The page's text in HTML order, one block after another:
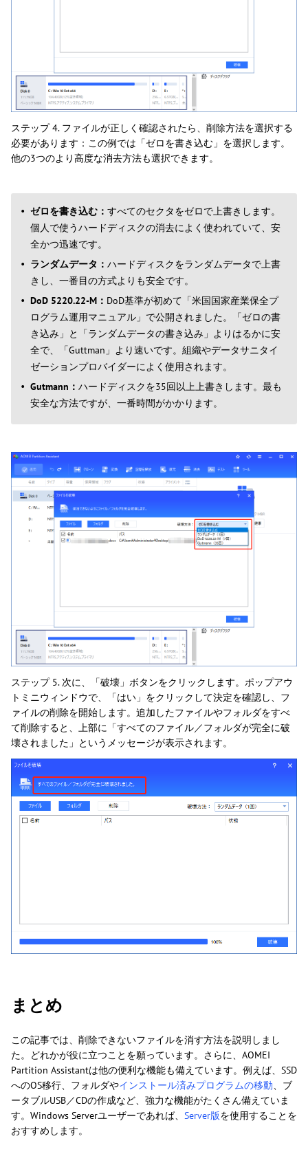
ステップ 4. ファイルが正しく確認されたら、削除方法を選択する
必要があります：この例では「ゼロを書き込む」を選択します。
他の3つのより高度な消去方法も選択できます。
ゼロを書き込む： すべてのセクタをゼロで上書きします。
個人で使うハードディスクの消去によく使われていて、安
全かつ迅速です。
ランダムデータ： ハードディスクをランダムデータで上書
きし、一番目の方式よりも安全です。
DoD 5220.22-M： DoD基準が初めて「米国国家産業保全プ
ログラム運用マニュアル」で公開されました。「ゼロの書
き込み」と「ランダムデータの書き込み」よりはるかに安
全で、「Guttman」より速いです。組織やデータサニタイ
ゼーションプロバイダーによく使用されます。
Gutmann： ハードディスクを35回以上上書きします。最も
安全な方法ですが、一番時間がかかります。
ステップ 5. 次に、「破壊」ボタンをクリックします。ポップアウ
トミニウィンドウで、「はい」をクリックして決定を確認し、フ
ァイルの削除を開始します。追加したファイルやフォルダをすべ
て削除すると、上部に「すべてのファイル／フォルダが完全に破
壊されました」というメッセージが表示されます。
まとめ
この記事では、削除できないファイルを消す方法を説明しまし
た。どれかが役に立つことを願っています。さらに、AOMEI
Partition Assistantは他の便利な機能も備えています。例えば、SSD
へのOS移行、フォルダやインストール済みプログラムの移動、ブ
ータブルUSB／CDの作成など、強力な機能がたくさん備えていま
す。Windows Serverユーザーであれば、 Server版を使用することを
おすすめします。